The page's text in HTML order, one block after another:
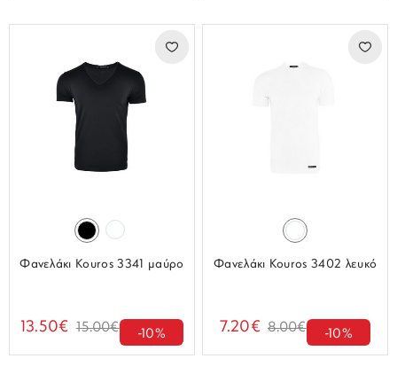
Φανελάκι Kouros 3341 μαύρο
13.50€ 15.00€ -10%
Φανελάκι Kouros 3402 λευκό
7.20€ 8.00€ -10%